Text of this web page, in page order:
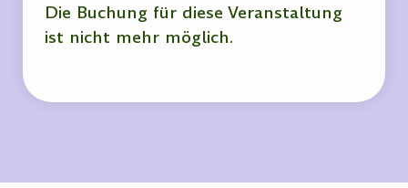
Die Buchung für diese Veranstaltung
ist nicht mehr möglich.